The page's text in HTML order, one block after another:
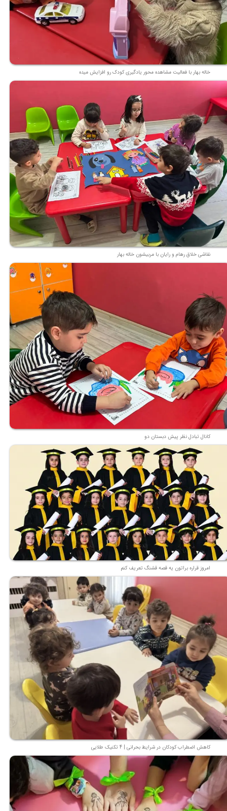
خاله بهار با فعالیت مشاهده محور یادگیری کودک رو افزایش میده
نقاشی خلاق رهام و رایان با مربیشون خاله بهار
کانال تبادل نظر پیش دبستان دو
امروز قراره براتون یه قصه قشنگ تعریف کنم
کاهش اضطراب کودکان در شرایط بحرانی | 4 تکنیک طلایی